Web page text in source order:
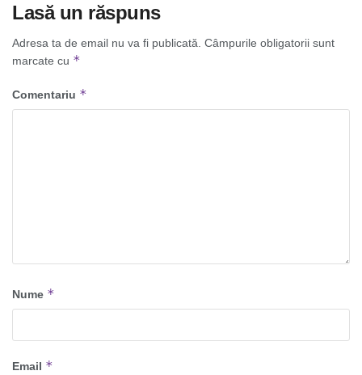
Lasă un răspuns
Adresa ta de email nu va fi publicată. Câmpurile obligatorii sunt
marcate cu *
Comentariu *
Nume *
Email *